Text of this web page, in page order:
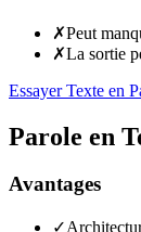
✗Peut
✗La sortie
Essayer Texte en
Parole en
Avantages
✓